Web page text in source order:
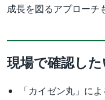
成長を図るアプローチ
現場で確認し
「カイゼン丸」に